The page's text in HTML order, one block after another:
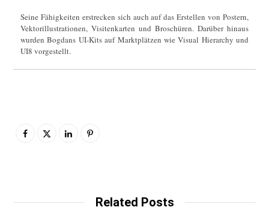
Seine Fähigkeiten erstrecken sich auch auf das Erstellen von Postern,
Vektorillustrationen, Visitenkarten und Broschüren. Darüber hinaus
wurden Bogdans UI-Kits auf Marktplätzen wie Visual Hierarchy und
UI8 vorgestellt.
Related Posts